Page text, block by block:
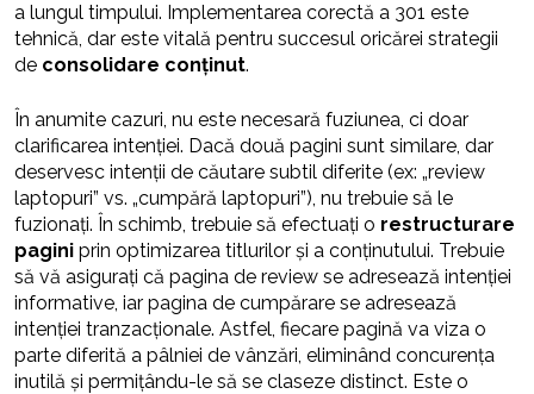
a lungul timpului. Implementarea corectă a 301 este
tehnică, dar este vitală pentru succesul oricărei strategii
de consolidare conținut.
În anumite cazuri, nu este necesară fuziunea, ci doar
clarificarea intenției. Dacă două pagini sunt similare, dar
deservesc intenții de căutare subtil diferite (ex: „review
laptopuri” vs. „cumpără laptopuri”), nu trebuie să le
fuzionați. În schimb, trebuie să efectuați o restructurare
pagini prin optimizarea titlurilor și a conținutului. Trebuie
să vă asigurați că pagina de review se adresează intenției
informative, iar pagina de cumpărare se adresează
intenției tranzacționale. Astfel, fiecare pagină va viza o
parte diferită a pâlniei de vânzări, eliminând concurența
inutilă și permițându-le să se claseze distinct. Este o